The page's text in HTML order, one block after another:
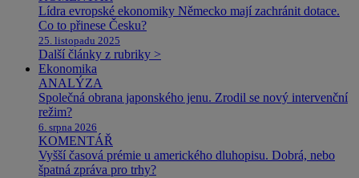
Lídra evropské ekonomiky Německo mají zachránit dotace.
Co to přinese Česku?
25. listopadu 2025
Další články z rubriky >
Ekonomika
ANALÝZA
Společná obrana japonského jenu. Zrodil se nový intervenční
režim?
6. srpna 2026
KOMENTÁŘ
Vyšší časová prémie u amerického dluhopisu. Dobrá, nebo
špatná zpráva pro trhy?